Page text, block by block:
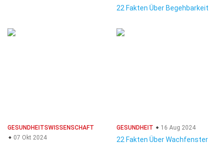
22 Fakten Über Begehbarkeit
GESUNDHEITSWISSENSCHAFT
07 Okt 2024
GESUNDHEIT 16 Aug 2024
22 Fakten Über Wachfenster